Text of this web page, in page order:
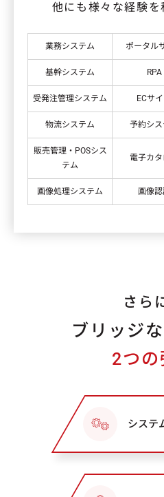
他にも様々な経験を
業務システム ポータル
基幹システム RPA
受発注管理システム ECサ
物流システム 予約シス
​​販売管理・POSシス
テム​
電子カ
画像処理システム 画像認
さら
ブリッジ
2つの
システ